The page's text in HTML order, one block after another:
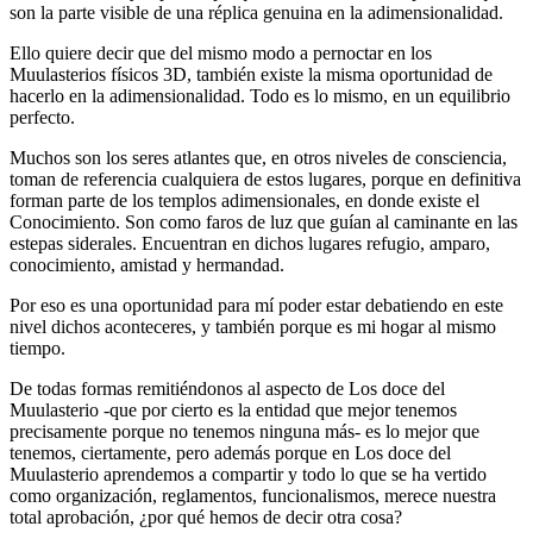
son la parte visible de una réplica genuina en la adimensionalidad.
Ello quiere decir que del mismo modo a pernoctar en los
Muulasterios físicos 3D, también existe la misma oportunidad de
hacerlo en la adimensionalidad. Todo es lo mismo, en un equilibrio
perfecto.
Muchos son los seres atlantes que, en otros niveles de consciencia,
toman de referencia cualquiera de estos lugares, porque en definitiva
forman parte de los templos adimensionales, en donde existe el
Conocimiento. Son como faros de luz que guían al caminante en las
estepas siderales. Encuentran en dichos lugares refugio, amparo,
conocimiento, amistad y hermandad.
Por eso es una oportunidad para mí poder estar debatiendo en este
nivel dichos aconteceres, y también porque es mi hogar al mismo
tiempo.
De todas formas remitiéndonos al aspecto de Los doce del
Muulasterio -que por cierto es la entidad que mejor tenemos
precisamente porque no tenemos ninguna más- es lo mejor que
tenemos, ciertamente, pero además porque en Los doce del
Muulasterio aprendemos a compartir y todo lo que se ha vertido
como organización, reglamentos, funcionalismos, merece nuestra
total aprobación, ¿por qué hemos de decir otra cosa?